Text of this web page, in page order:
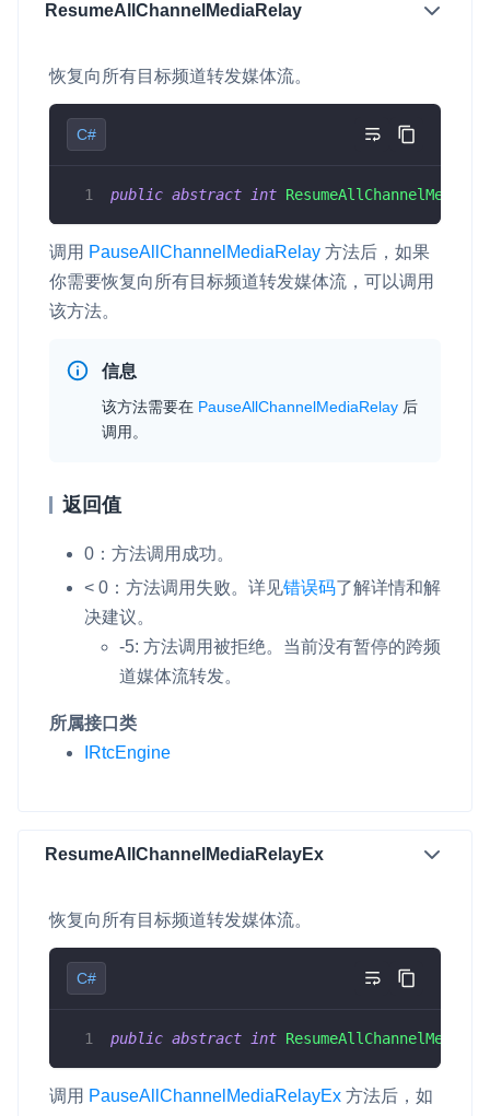
ResumeAllChannelMediaRelay
恢复向所有目标频道转发媒体流。
C#
public abstract int
调用 PauseAllChannelMediaRelay 方法后，如果
你需要恢复向所有目标频道转发媒体流，可以调用
该方法。
信息
该方法需要在 PauseAllChannelMediaRelay 后
调用。
返回值
0：方法调用成功。
< 0：方法调用失败。详见错误码了解详情和解
决建议。
-5: 方法调用被拒绝。当前没有暂停的跨频
道媒体流转发。
所属接口类
IRtcEngine
ResumeAllChannelMediaRelayEx
恢复向所有目标频道转发媒体流。
C#
public abstract int
调用 PauseAllChannelMediaRelayEx 方法后，如